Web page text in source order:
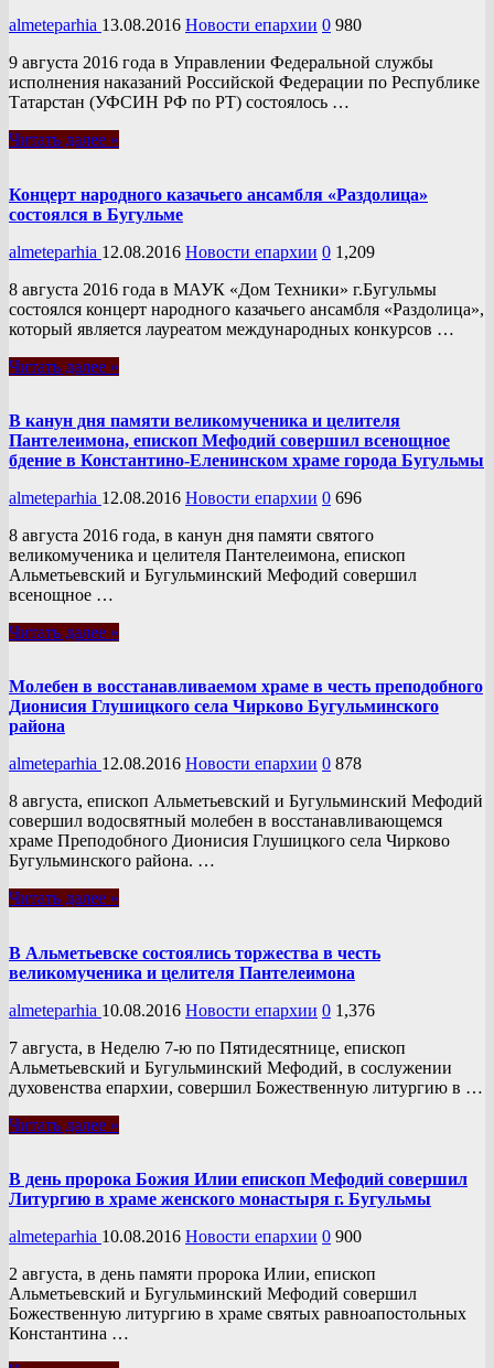
almeteparhia 13.08.2016 Новости епархии 0 980
9 августа 2016 года в Управлении Федеральной службы
исполнения наказаний Российской Федерации по Республике
Татарстан (УФСИН РФ по РТ) состоялось …
Читать далее »
Концерт народного казачьего ансамбля «Раздолица»
состоялся в Бугульме
almeteparhia 12.08.2016 Новости епархии 0 1,209
8 августа 2016 года в МАУК «Дом Техники» г.Бугульмы
состоялся концерт народного казачьего ансамбля «Раздолица»,
который является лауреатом международных конкурсов …
Читать далее »
В канун дня памяти великомученика и целителя
Пантелеимона, епископ Мефодий совершил всенощное
бдение в Константино-Еленинском храме города Бугульмы
almeteparhia 12.08.2016 Новости епархии 0 696
8 августа 2016 года, в канун дня памяти святого
великомученика и целителя Пантелеимона, епископ
Альметьевский и Бугульминский Мефодий совершил
всенощное …
Читать далее »
Молебен в восстанавливаемом храме в честь преподобного
Дионисия Глушицкого села Чирково Бугульминского
района
almeteparhia 12.08.2016 Новости епархии 0 878
8 августа, епископ Альметьевский и Бугульминский Мефодий
совершил водосвятный молебен в восстанавливающемся
храме Преподобного Дионисия Глушицкого села Чирково
Бугульминского района. …
Читать далее »
В Альметьевске состоялись торжества в честь
великомученика и целителя Пантелеимона
almeteparhia 10.08.2016 Новости епархии 0 1,376
7 августа, в Неделю 7-ю по Пятидесятнице, епископ
Альметьевский и Бугульминский Мефодий, в сослужении
духовенства епархии, совершил Божественную литургию в …
Читать далее »
В день пророка Божия Илии епископ Мефодий совершил
Литургию в храме женского монастыря г. Бугульмы
almeteparhia 10.08.2016 Новости епархии 0 900
2 августа, в день памяти пророка Илии, епископ
Альметьевский и Бугульминский Мефодий совершил
Божественную литургию в храме святых равноапостольных
Константина …